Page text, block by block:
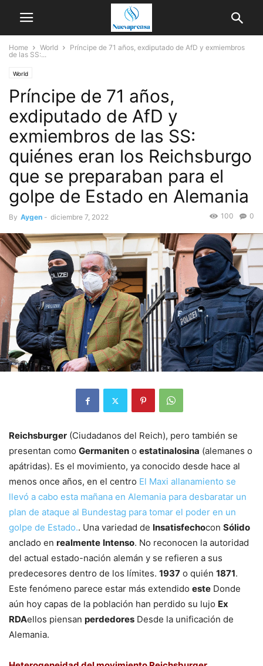
Home World
Príncipe de 71 años, exdiputado de AfD y exmiembros
de las SS:...
World
Príncipe de 71 años,
exdiputado de AfD y
exmiembros de las SS:
quiénes eran los Reichsburgo
que se preparaban para el
golpe de Estado en Alemania
By Aygen - diciembre 7, 2022 0
100
Reichsburger (Ciudadanos del Reich), pero también se
presentan como Germaniten o estatinalosina (alemanes o
apátridas). Es el movimiento, ya conocido desde hace al
menos once años, en el centro El Maxi allanamiento se
llevó a cabo esta mañana en Alemania para desbaratar un
plan de ataque al Bundestag para tomar el poder en un
golpe de Estado.. Una variedad de Insatisfechocon Sólido
anclado en realmente Intenso. No reconocen la autoridad
del actual estado-nación alemán y se refieren a sus
predecesores dentro de los límites. 1937 o quién 1871.
Este fenómeno parece estar más extendido este Donde
aún hoy capas de la población han perdido su lujo Ex
RDAellos piensan perdedores Desde la unificación de
Alemania.